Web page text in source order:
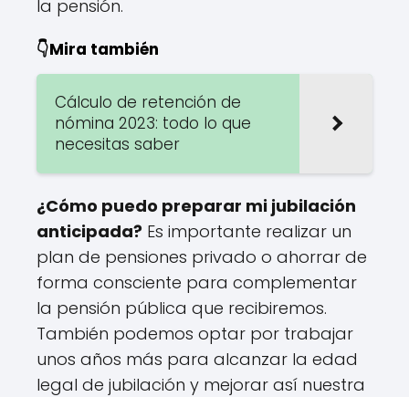
la pensión.
👇Mira también
Cálculo de retención de
nómina 2023: todo lo que
necesitas saber
¿Cómo puedo preparar mi jubilación
anticipada? Es importante realizar un
plan de pensiones privado o ahorrar de
forma consciente para complementar
la pensión pública que recibiremos.
También podemos optar por trabajar
unos años más para alcanzar la edad
legal de jubilación y mejorar así nuestra